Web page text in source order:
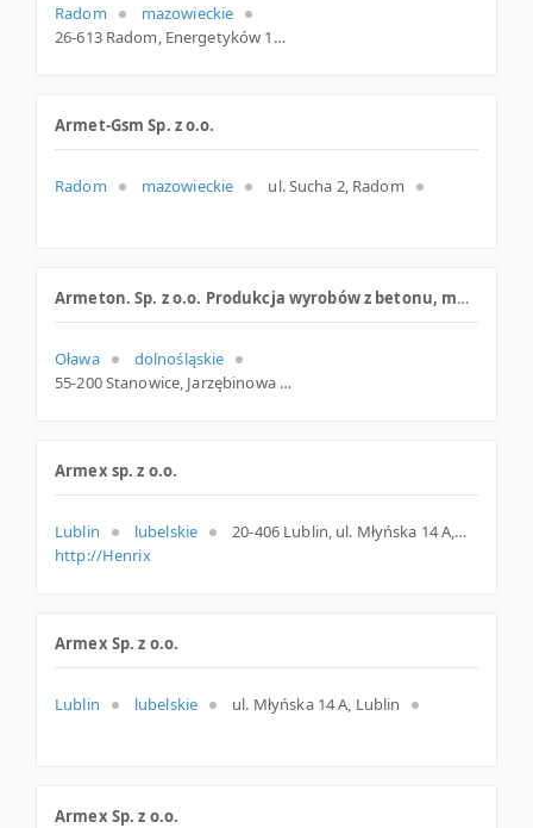
Radom
mazowieckie
26-613 Radom, Energetyków 16, mazowieckie
Armet-Gsm Sp. z o.o.
Radom mazowieckie ul. Sucha 2, Radom
Armeton. Sp. z o.o. Produkcja wyrobów z betonu, metalu i plastiku
Oława
dolnośląskie
55-200 Stanowice, Jarzębinowa 4, woj. Dolnośląskie, pow. Oławski, gm. Oława
Armex sp. z o.o.
Lublin lubelskie
20-406 Lublin, ul. Młyńska 14 A, lubelskie
http://Henrix
Armex Sp. z o.o.
Lublin lubelskie ul. Młyńska 14 A, Lublin
Armex Sp. z o.o.